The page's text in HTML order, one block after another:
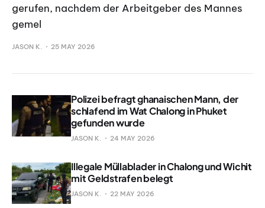
gerufen, nachdem der Arbeitgeber des Mannes
gemel
JASON K. 25 MAY 2026
Polizei befragt ghanaischen Mann, der
schlafend im Wat Chalong in Phuket
gefunden wurde
JASON K. 24 MAY 2026
Illegale Müllablader in Chalong und Wichit
mit Geldstrafen belegt
JASON K. 22 MAY 2026